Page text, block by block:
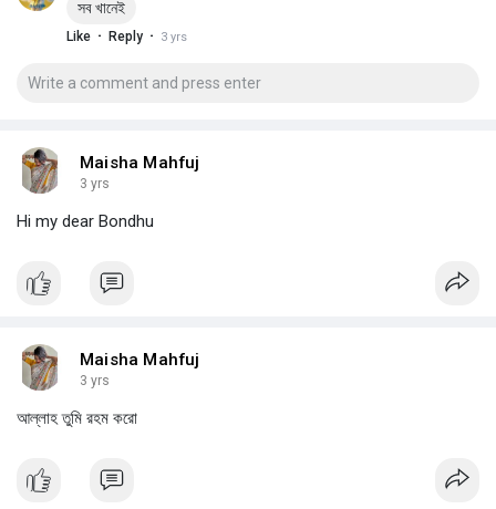
সব খানেই
Like · Reply · 3 yrs
Maisha Mahfuj
3 yrs
Hi my dear Bondhu
Maisha Mahfuj
3 yrs
আল্লাহ তুমি রহম করো